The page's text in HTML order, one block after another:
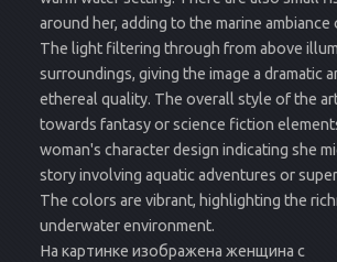
around her, adding to the marine ambiance
The light filtering through from above
surroundings, giving the image a dramatic
ethereal quality. The overall style of the
towards fantasy or science fiction
woman's character design indicating she
story involving aquatic adventures or
The colors are vibrant, highlighting the
underwater environment.
На картинке изображена женщина с